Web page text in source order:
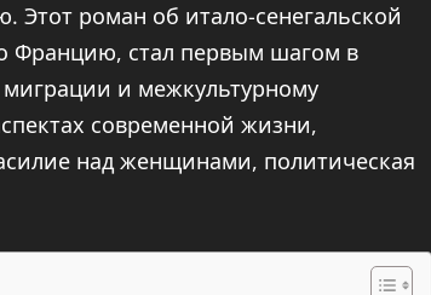
Этот роман об итало-сенегальской
Францию, стал первым шагом в
и межкультурному
современной жизни,
над женщинами, политическая